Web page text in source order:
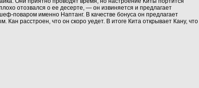
отозвался о ее десерте, — он извиняется и предлагает
именно Наптанг. В качестве бонуса он предлагает
расстроен, что он скоро уедет. В итоге Кита открывает Кану, что